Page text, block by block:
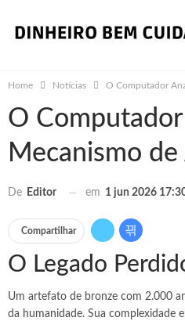
Home Notícias O Computador
O
Mecanismo
De Editor em 1 jun 2026
Compartilhar
O Legado
Um artefato de bronze com 2.000
da humanidade. Sua complexidade